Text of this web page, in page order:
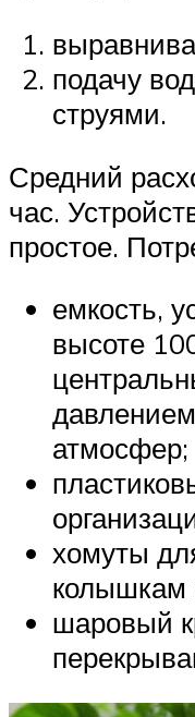
подачу
струями.
Средний
час.
простое.
емкость,
высоте
атмосфер;
хомуты
колышкам
шаровый